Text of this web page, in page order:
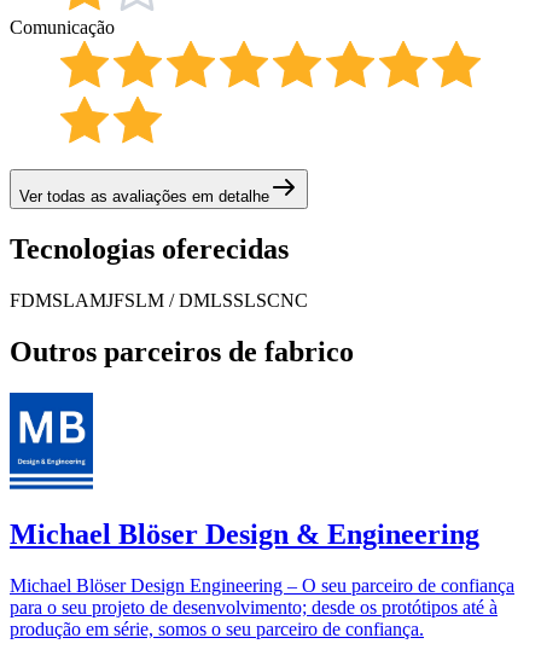
Comunicação
Ver todas as avaliações em detalhe
Tecnologias oferecidas
FDMSLAMJFSLM / DMLSSLSCNC
Outros parceiros de fabrico
Michael Blöser Design & Engineering
Michael Blöser Design Engineering – O seu parceiro de confiança
para o seu projeto de desenvolvimento; desde os protótipos até à
produção em série, somos o seu parceiro de confiança.